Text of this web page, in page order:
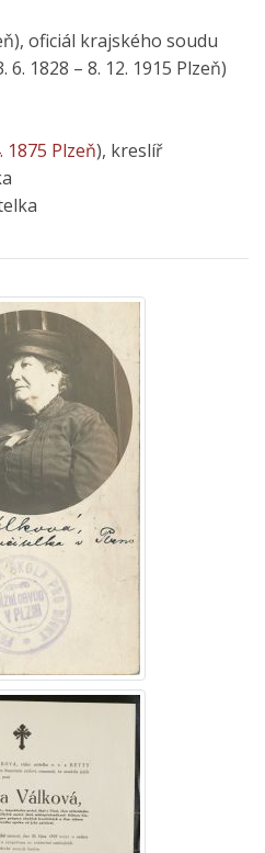
oficiál krajského soudu
1828 – 8. 12. 1915 Plzeň)
1875 Plzeň), kreslíř